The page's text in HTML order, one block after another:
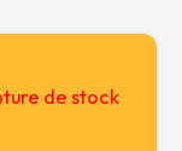
de stock